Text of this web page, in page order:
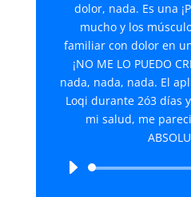
dolor, nada. Es una
mucho y los
familiar con dolor en
¡NO ME LO PUEDO
nada, nada, nada. El
Loqi durante 2ó3 días
mi salud, me